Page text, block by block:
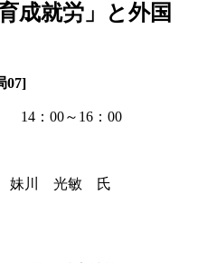
成就労」と外国
07]
14：00～16：00
妹川 光敏 氏